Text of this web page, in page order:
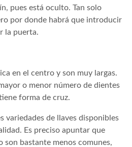
pues está oculto. Tan solo
por donde habrá que introducir
la puerta.
en el centro y son muy largas.
o menor número de dientes
forma de cruz.
variedades de llaves disponibles
Es preciso apuntar que
son bastante menos comunes,